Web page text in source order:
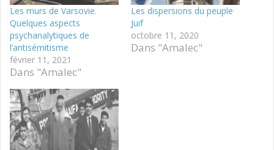
Les murs de Varsovie.
Quelques aspects
psychanalytiques de
l’antisémitisme
février 11, 2021
Dans "Amalec"
Les dispersions du peuple
Juif
octobre 11, 2020
Dans "Amalec"